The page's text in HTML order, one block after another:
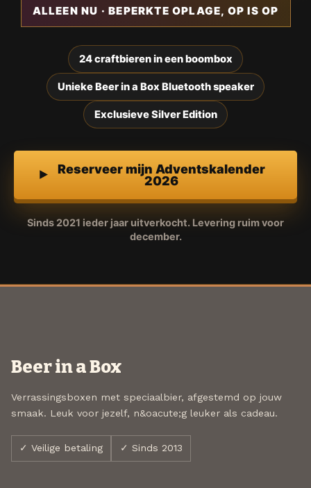
ALLEEN NU · BEPERKTE OPLAGE, OP IS OP
24 craftbieren in een boombox
Unieke Beer in a Box Bluetooth speaker
Exclusieve Silver Edition
Reserveer mijn Adventskalender
2026
Sinds 2021 ieder jaar uitverkocht. Levering ruim voor
december.
Beer in a Box
Verrassingsboxen met speciaalbier, afgestemd op jouw
smaak. Leuk voor jezelf, n&oacute;g leuker als cadeau.
✓ Veilige betaling ✓ Sinds 2013